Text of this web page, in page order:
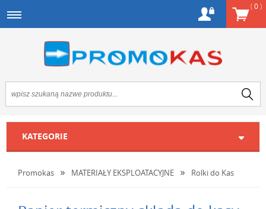
(0)
KATEGORIE
Promokas MATERIAŁY EKSPLOATACYJNE Rolki do Kas